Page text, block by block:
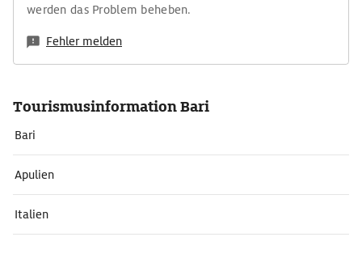
werden das Problem beheben.
Fehler melden
Tourismusinformation Bari
Bari
Apulien
Italien